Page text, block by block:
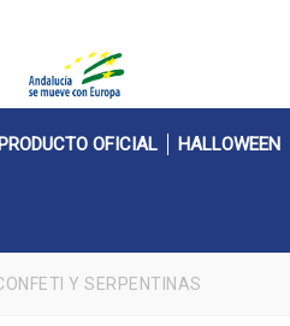
PRODUCTO OFICIAL HALLOWEEN
Y SERPENTINAS